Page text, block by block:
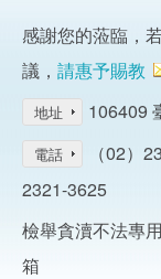
感謝您的蒞臨，
議， 請惠予賜教
地址 106409
電話
（02）
2321-3625
檢舉貪瀆不法專
箱